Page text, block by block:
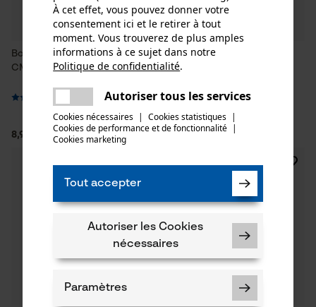
Bougie d’allumage NGK
CMR6A 16 mm
8,91 €*
Clé combinée pour bougie
d’allumage KOX 13 x 19 mm /
À cet effet, vous pouvez donner votre
consentement ici et le retirer à tout
moment. Vous trouverez de plus amples
informations à ce sujet dans notre
Politique de confidentialité.
Autoriser tous les services
Cookies nécessaires | Cookies statistiques |
Cookies de performance et de fonctionnalité |
Cookies marketing
Tout accepter
Autoriser les Cookies
nécessaires
Paramètres
Une erreur s'est produite. Veuillez
essayer encore.
partager
partager
mail